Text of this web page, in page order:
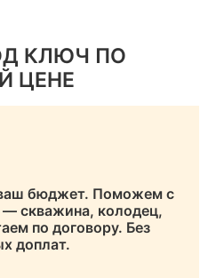
КЛЮЧ ПО
ЦЕНЕ
бюджет. Поможем с
скважина, колодец,
по договору. Без
доплат.